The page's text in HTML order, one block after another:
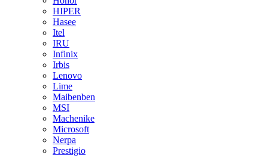
HIPER
Hasee
Itel
IRU
Infinix
Irbis
Lenovo
Lime
Maibenben
MSI
Machenike
Microsoft
Nerpa
Prestigio